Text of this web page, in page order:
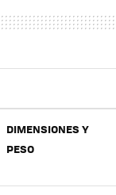
DIMENSIONES Y
PESO